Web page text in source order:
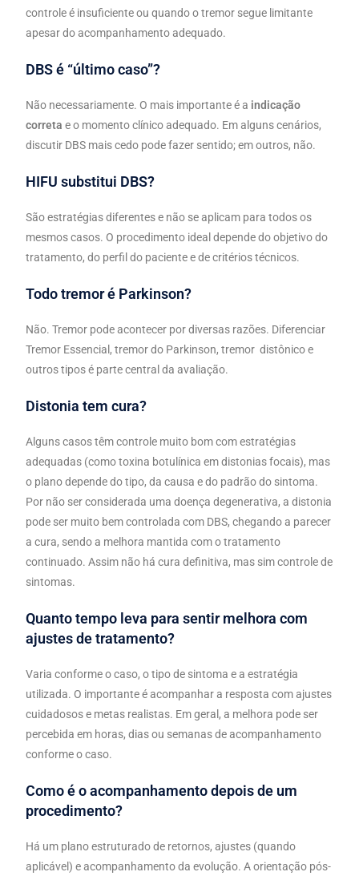
controle é insuficiente ou quando o tremor segue limitante
apesar do acompanhamento adequado.
DBS é “último caso”?
Não necessariamente. O mais importante é a indicação
correta e o momento clínico adequado. Em alguns cenários,
discutir DBS mais cedo pode fazer sentido; em outros, não.
HIFU substitui DBS?
São estratégias diferentes e não se aplicam para todos os
mesmos casos. O procedimento ideal depende do objetivo do
tratamento, do perfil do paciente e de critérios técnicos.
Todo tremor é Parkinson?
Não. Tremor pode acontecer por diversas razões. Diferenciar
Tremor Essencial, tremor do Parkinson, tremor distônico e
outros tipos é parte central da avaliação.
Distonia tem cura?
Alguns casos têm controle muito bom com estratégias
adequadas (como toxina botulínica em distonias focais), mas
o plano depende do tipo, da causa e do padrão do sintoma.
Por não ser considerada uma doença degenerativa, a distonia
pode ser muito bem controlada com DBS, chegando a parecer
a cura, sendo a melhora mantida com o tratamento
continuado. Assim não há cura definitiva, mas sim controle de
sintomas.
Quanto tempo leva para sentir melhora com
ajustes de tratamento?
Varia conforme o caso, o tipo de sintoma e a estratégia
utilizada. O importante é acompanhar a resposta com ajustes
cuidadosos e metas realistas. Em geral, a melhora pode ser
percebida em horas, dias ou semanas de acompanhamento
conforme o caso.
Como é o acompanhamento depois de um
procedimento?
Há um plano estruturado de retornos, ajustes (quando
aplicável) e acompanhamento da evolução. A orientação pós-